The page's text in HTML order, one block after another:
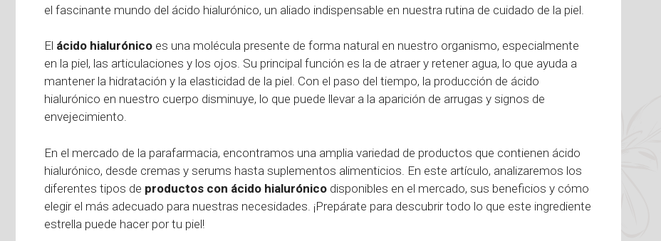
el fascinante mundo del ácido hialurónico, un aliado indispensable en nuestra rutina de cuidado de la piel.
El ácido hialurónico es una molécula presente de forma natural en nuestro organismo, especialmente
en la piel, las articulaciones y los ojos. Su principal función es la de atraer y retener agua, lo que ayuda a
mantener la hidratación y la elasticidad de la piel. Con el paso del tiempo, la producción de ácido
hialurónico en nuestro cuerpo disminuye, lo que puede llevar a la aparición de arrugas y signos de
envejecimiento.
En el mercado de la parafarmacia, encontramos una amplia variedad de productos que contienen ácido
hialurónico, desde cremas y serums hasta suplementos alimenticios. En este artículo, analizaremos los
diferentes tipos de productos con ácido hialurónico disponibles en el mercado, sus beneficios y cómo
elegir el más adecuado para nuestras necesidades. ¡Prepárate para descubrir todo lo que este ingrediente
estrella puede hacer por tu piel!